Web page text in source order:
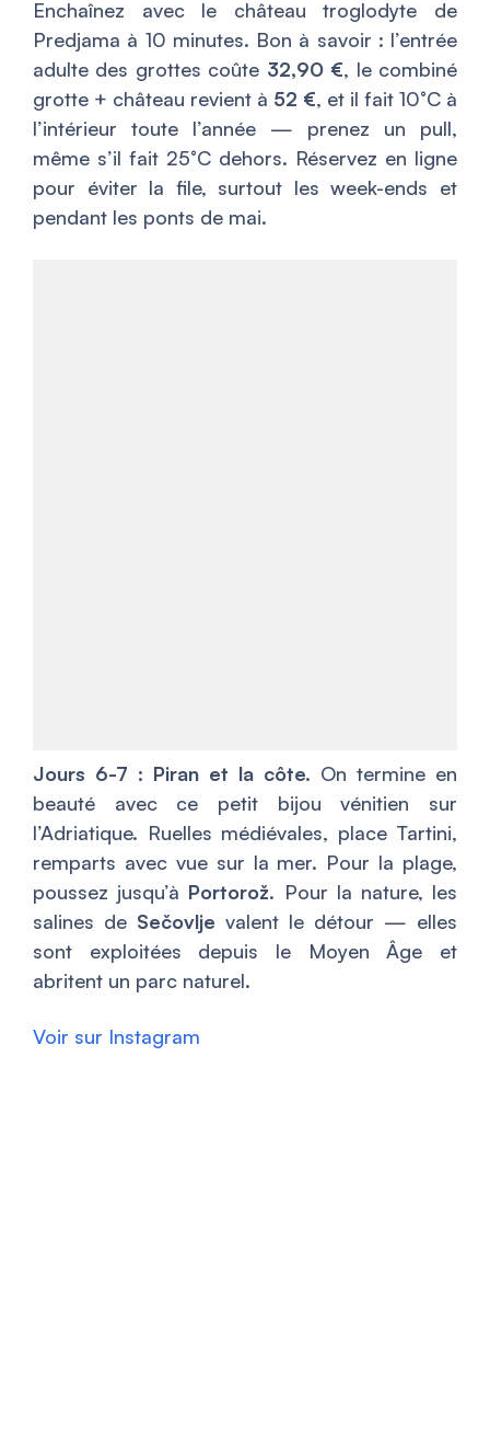
Enchaînez avec le château troglodyte de
Predjama à 10 minutes. Bon à savoir : l’entrée
adulte des grottes coûte 32,90 €, le combiné
grotte + château revient à 52 €, et il fait 10°C à
l’intérieur toute l’année — prenez un pull,
même s’il fait 25°C dehors. Réservez en ligne
pour éviter la file, surtout les week-ends et
pendant les ponts de mai.
Jours 6-7 : Piran et la côte. On termine en
beauté avec ce petit bijou vénitien sur
l’Adriatique. Ruelles médiévales, place Tartini,
remparts avec vue sur la mer. Pour la plage,
poussez jusqu’à Portorož. Pour la nature, les
salines de Sečovlje valent le détour — elles
sont exploitées depuis le Moyen Âge et
abritent un parc naturel.
Voir sur Instagram